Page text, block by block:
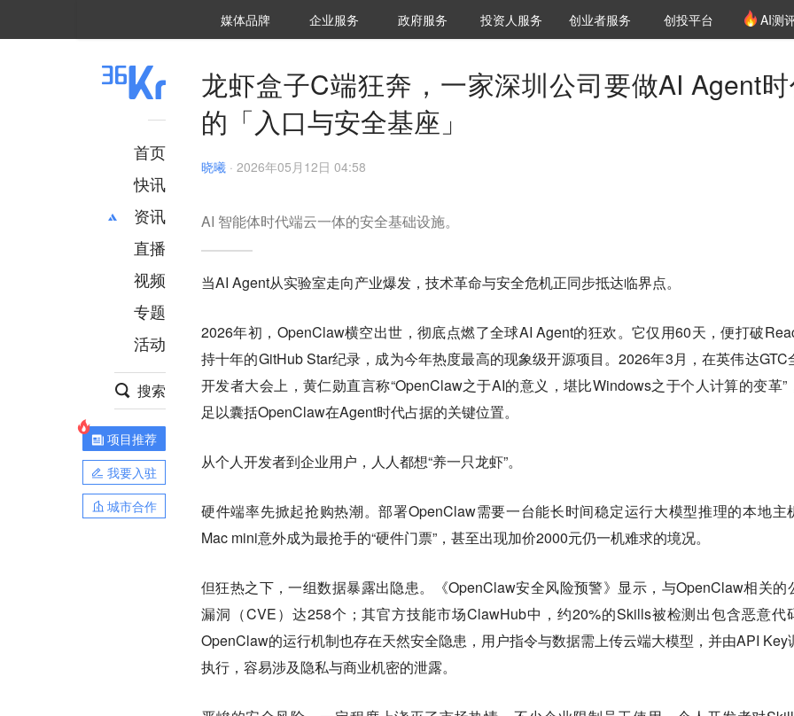
媒体品牌 36Kr研究院
企业服务 城市之窗
政府服务 VClub投资机构库
投资机构职位推介
投资人服务 创投氪堂
创业者服务 创投平台 AI测
首页
快讯
资讯
推荐
财经
项目推荐
安徽
直播
视频
专题
活动
搜索
项目推荐
我要入驻
城市合作
龙虾盒子C端狂奔，一家深圳公司要做AI Agent
的「入口与安全基座」
晓曦 · 2026年05月12日 04:58
AI 智能体时代端云一体的安全基础设施。
当AI Agent从实验室走向产业爆发，技术革命与安全危机正同步抵达临界点。
2026年初，OpenClaw横空出世，彻底点燃了全球AI Agent的狂欢。它仅用60天，便打破
持十年的GitHub Star纪录，成为今年热度最高的现象级开源项目。2026年3月，在英伟达GTC
开发者大会上，黄仁勋直言称“OpenClaw之于AI的意义，堪比Windows之于个人计算的变革”
足以囊括OpenClaw在Agent时代占据的关键位置。
从个人开发者到企业用户，人人都想“养一只龙虾”。
硬件端率先掀起抢购热潮。部署OpenClaw需要一台能长时间稳定运行大模型推理的本地主
Mac mini意外成为最抢手的“硬件门票”，甚至出现加价2000元仍一机难求的境况。
但狂热之下，一组数据暴露出隐患。《OpenClaw安全风险预警》显示，与OpenClaw相关的
漏洞（CVE）达258个；其官方技能市场ClawHub中，约20%的Skills被检测出包含恶意代
OpenClaw的运行机制也存在天然安全隐患，用户指令与数据需上传云端大模型，并由API Key
执行，容易涉及隐私与商业机密的泄露。